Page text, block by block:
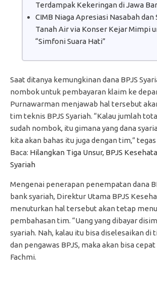
Terdampak Kekeringan di Jawa
CIMB Niaga Apresiasi Nasabah dan
Tanah Air via Konser Kejar Mimpi
“Simfoni Suara Hati”
Saat ditanya kemungkinan dana BPJS
nombok untuk pembayaran klaim ke
Purnawarman menjawab hal tersebut
tim teknis BPJS Syariah. “Kalau jumlah
sudah nombok, itu gimana yang dana
kita akan bahas itu juga dengan tim,”
Baca: Hilangkan Tiga Unsur, BPJS
Syariah
Mengenai penerapan penempatan dana
bank syariah, Direktur Utama BPJS
menuturkan hal tersebut akan tetap
pembahasan tim. “Uang yang dibayar
syariah. Nah, kalau itu bisa diselesaikan di
dan pengawas BPJS, maka akan bisa
Fachmi.